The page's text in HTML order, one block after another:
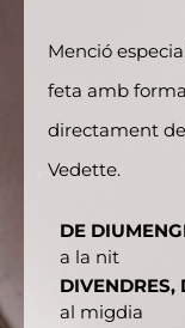
Menció
feta amb
directament
Vedette.
DE
a la nit
DIVENDRES,
al migdia